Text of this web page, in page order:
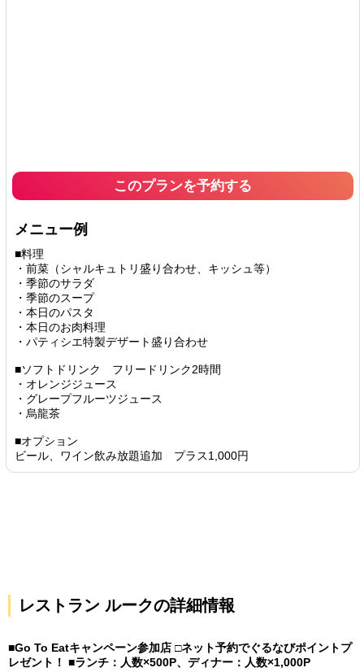
このプランを予約する
メニュー例
■料理
・前菜（シャルキュトリ盛り合わせ、キッシュ等）
・季節のサラダ
・季節のスープ
・本日のパスタ
・本日のお肉料理
・パティシエ特製デザート盛り合わせ
■ソフトドリンク フリードリンク2時間
・オレンジジュース
・グレープフルーツジュース
・烏龍茶
■オプション
ビール、ワイン飲み放題追加 プラス1,000円
レストラン ルークの詳細情報
■Go To Eatキャンペーン参加店 □ネット予約でぐるなびポイントプ
レゼント！ ■ランチ：人数×500P、ディナー：人数×1,000P